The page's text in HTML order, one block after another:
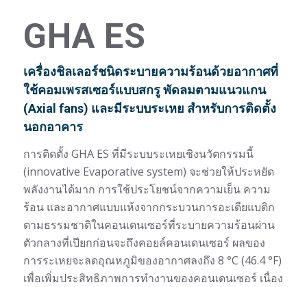
GHA ES
เครื่องชิลเลอร์ชนิดระบายความร้อนด้วยอากาศที่
ใช้คอมเพรสเซอร์แบบสกรู พัดลมตามแนวแกน
(Axial fans) และมีระบบระเหย สำหรับการติดตั้ง
นอกอาคาร
การติดตั้ง GHA ES ที่มีระบบระเหยเชิงนวัตกรรมนี้
(innovative Evaporative system) จะช่วยให้ประหยัด
พลังงานได้มาก การใช้ประโยชน์จากความเย็น ความ
ร้อน และอากาศแบบแห้งจากกระบวนการอะเดียแบติก
ตามธรรมชาติในคอนเดนเซอร์ที่ระบายความร้อนผ่าน
ตัวกลางที่เปียกก่อนจะถึงคอยล์คอนเดนเซอร์ ผลของ
การระเหยจะลดอุณหภูมิของอากาศลงถึง 8 °C (46.4 °F)
เพื่อเพิ่มประสิทธิภาพการทำงานของคอนเดนเซอร์ เนื่อง